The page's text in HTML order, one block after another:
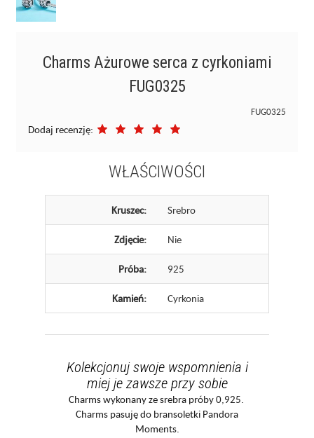
Charms Ażurowe serca z cyrkoniami
FUG0325
FUG0325
Dodaj recenzję:
WŁAŚCIWOŚCI
Kruszec: Srebro
Zdjęcie: Nie
Próba: 925
Kamień: Cyrkonia
Kolekcjonuj swoje wspomnienia i
miej je zawsze przy sobie
Charms wykonany ze srebra próby 0,925.
Charms pasuję do bransoletki Pandora
Moments.